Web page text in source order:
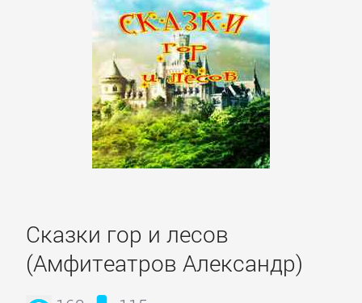
Сказки гор и лесов
(Амфитеатров Александр)
персонала
инвестиции
БОЕВИКИ
Боевая